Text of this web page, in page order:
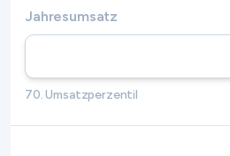
Jahresumsatz
70. Umsatzperzentil